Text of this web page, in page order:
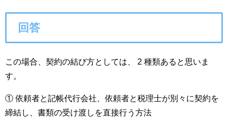
回答
この場合、契約の結び方としては、 2 種類あると思いま
す。
① 依頼者と記帳代行会社、依頼者と税理士が別々に契約を
締結し、書類の受け渡しを直接行う方法